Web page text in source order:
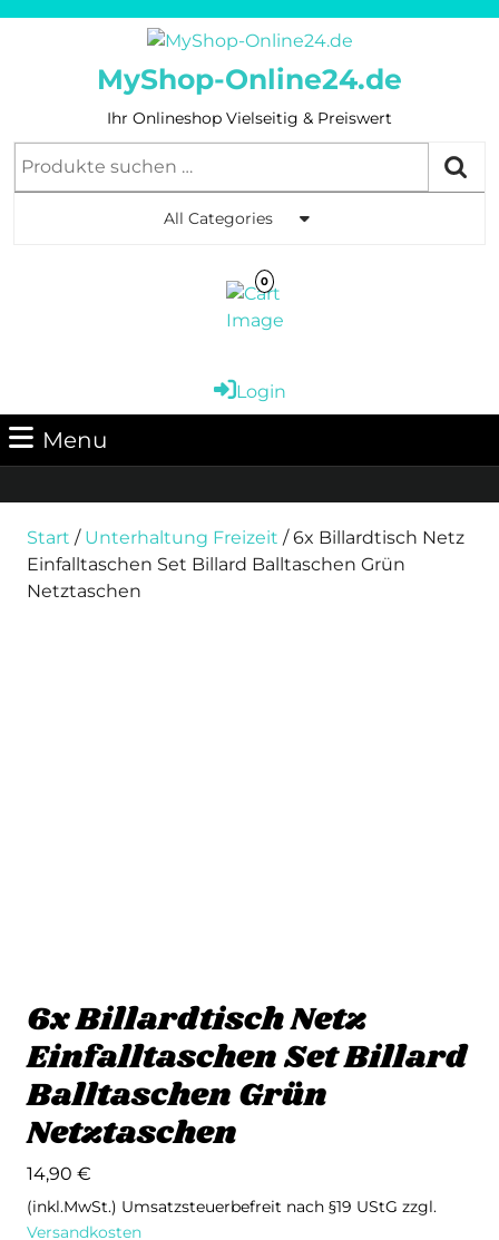
MyShop-Online24.de
Ihr Onlineshop Vielseitig & Preiswert
Suchen
All Categories
0
LoginLogin
Menu
Start / Unterhaltung Freizeit / 6x Billardtisch Netz
Einfalltaschen Set Billard Balltaschen Grün
Netztaschen
6x Billardtisch Netz
Einfalltaschen Set Billard
Balltaschen Grün
Netztaschen
14,90 €
(inkl.MwSt.) Umsatzsteuerbefreit nach §19 UStG zzgl.
Versandkosten